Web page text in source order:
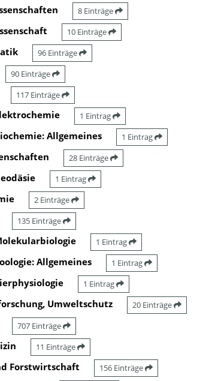
8 Einträge
10 Einträge
96 Einträge
90 Einträge
117 Einträge
1 Eintrag
Allgemeines 1 Eintrag
28 Einträge
1 Eintrag
2 Einträge
135 Einträge
1 Eintrag
Allgemeines 1 Eintrag
1 Eintrag
Umweltschutz 20 Einträge
707 Einträge
11 Einträge
Forstwirtschaft 156 Einträge